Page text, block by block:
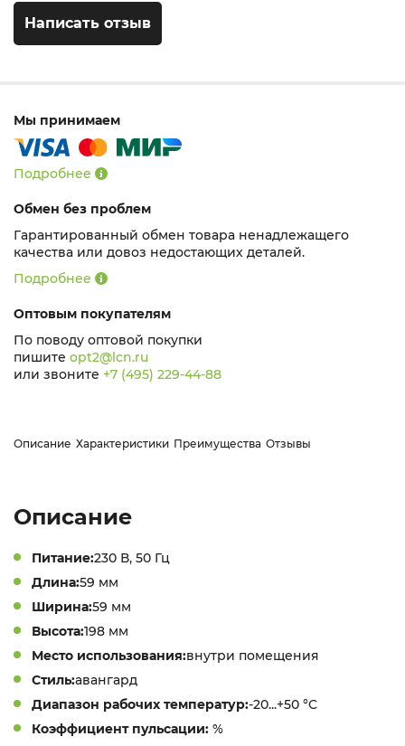
Написать отзыв
Мы принимаем
Подробнее
Обмен без проблем
Гарантированный обмен товара ненадлежащего
качества или довоз недостающих деталей.
Подробнее
Оптовым покупателям
По поводу оптовой покупки
пишите opt2@lcn.ru
или звоните +7 (495) 229-44-88
Описание Характеристики Преимущества Отзывы
Описание
Питание:230 В, 50 Гц
Длина:59 мм
Ширина:59 мм
Высота:198 мм
Место использования:внутри помещения
Стиль:авангард
Диапазон рабочих температур:-20...+50 °C
Коэффициент пульсации: %